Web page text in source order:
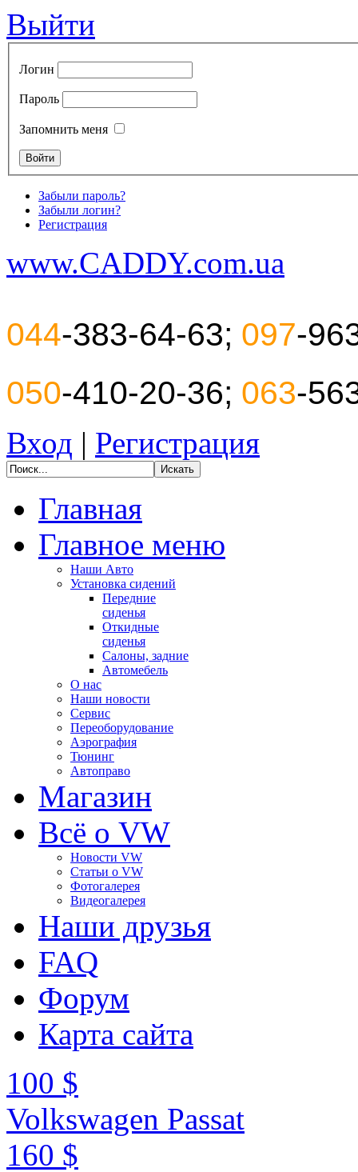
Выйти
Логин
Пароль
Запомнить меня
Забыли пароль?
Забыли логин?
Регистрация
www.CADDY.com.ua
044-383-64-63; 097-
050-410-20-36; 063-
Вход | Регистрация
Главная
Главное меню
Наши Авто
Установка сидений
Передние
сиденья
Откидные
сиденья
Салоны, задние
Автомебель
О нас
Наши новости
Сервис
Переоборудование
Аэрография
Тюнинг
Автоправо
Магазин
Всё о VW
Новости VW
Статьи o VW
Фотогалерея
Видеогалерея
Наши друзья
FAQ
Форум
Карта сайта
100 $
Volkswagen Passat
160 $